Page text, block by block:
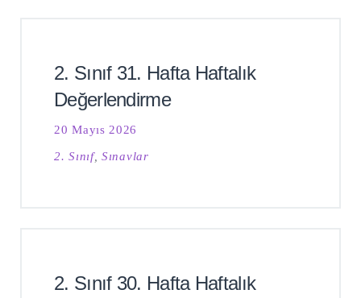
2. Sınıf 31. Hafta Haftalık
Değerlendirme
20 Mayıs 2026
2. Sınıf,Sınavlar
2. Sınıf 30. Hafta Haftalık